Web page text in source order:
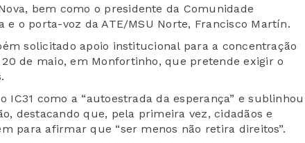
bem como o presidente da Comunidade
e o porta-voz da ATE/MSU Norte, Francisco Martín.
solicitado apoio institucional para a concentração
de maio, em Monfortinho, que pretende exigir o
IC31 como a “autoestrada da esperança” e
destacando que, pela primeira vez, cidadãos e
para afirmar que “ser menos não retira direitos”.